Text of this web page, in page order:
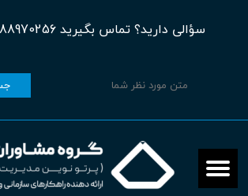
سؤالی دارید؟ تماس بگیرید 02188970256